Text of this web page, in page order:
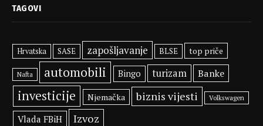
TAGOVI
Hrvatska SASE zapošljavanje BLSE top priče
Nafta automobili Bingo turizam Banke
investicije Njemačka biznis vijesti Volkswagen
Vlada FBiH Izvoz